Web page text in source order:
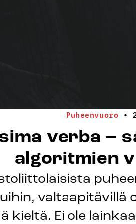
Puheenvuoro •
verba –
algoritmien
valtaapitävillä
kieltä. Ei ole